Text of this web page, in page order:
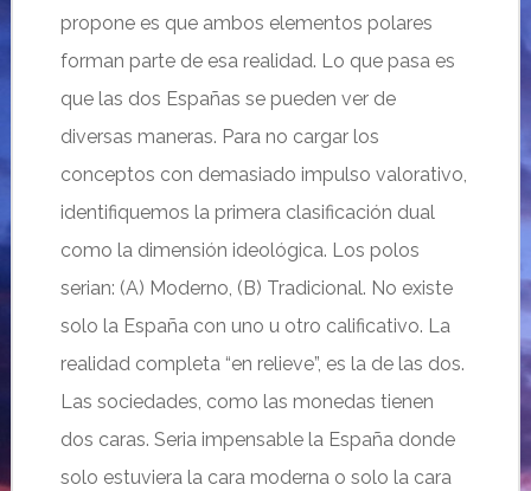
propone es que ambos elementos polares
forman parte de esa realidad. Lo que pasa es
que las dos Españas se pueden ver de
diversas maneras. Para no cargar los
conceptos con demasiado impulso valorativo,
identifiquemos la primera clasificación dual
como la dimensión ideológica. Los polos
serian: (A) Moderno, (B) Tradicional. No existe
solo la España con uno u otro calificativo. La
realidad completa “en relieve”, es la de las dos.
Las sociedades, como las monedas tienen
dos caras. Seria impensable la España donde
solo estuviera la cara moderna o solo la cara